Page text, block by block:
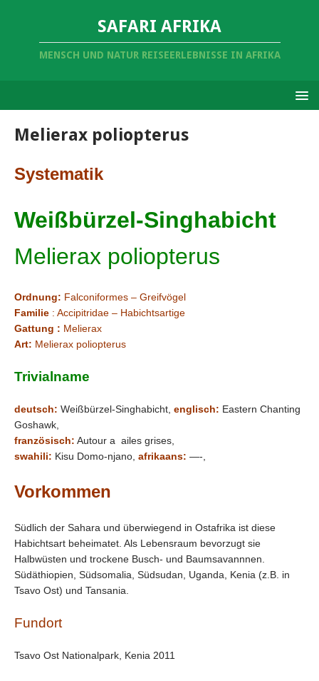
SAFARI AFRIKA
MENSCH UND NATUR REISEERLEBNISSE IN AFRIKA
Melierax poliopterus
Systematik
Weißbürzel-Singhabicht
Melierax poliopterus
Ordnung: Falconiformes – Greifvögel
Familie : Accipitridae – Habichtsartige
Gattung : Melierax
Art: Melierax poliopterus
Trivialname
deutsch: Weißbürzel-Singhabicht, englisch: Eastern Chanting
Goshawk,
französisch: Autour a ailes grises,
swahili: Kisu Domo-njano, afrikaans: —-
Vorkommen
Südlich der Sahara und überwiegend in Ostafrika ist diese
Habichtsart beheimatet. Als Lebensraum bevorzugt sie
Halbwüsten und trockene Busch- und Baumsavannnen.
Südäthiopien, Südsomalia, Südsudan, Uganda, Kenia (z.B. in
Tsavo Ost) und Tansania.
Fundort
Tsavo Ost Nationalpark, Kenia 2011